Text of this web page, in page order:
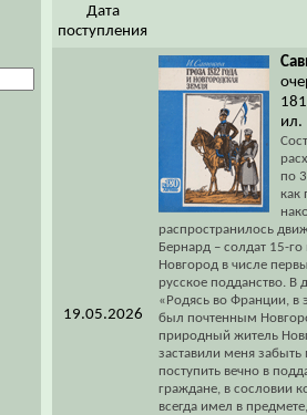
Дата
поступления
19.05.2026
ил.
по
как
распространилось
Бернард – солдат 15-
Новгород в числе
русское подданство. В
«Родясь во Франции, в
был почтенным
природный житель
заставили меня
поступить вечно в
граждане, в сословии
всегда имел в